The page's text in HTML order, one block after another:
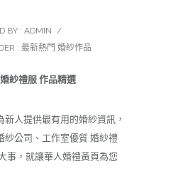
BY : ADMIN /
: 最新熱門 婚紗作品
紗禮服 作品精選
新人提供最有用的婚紗資訊，
紗公司、工作室優質 婚紗禮
事，就讓華人婚禮黃頁為您